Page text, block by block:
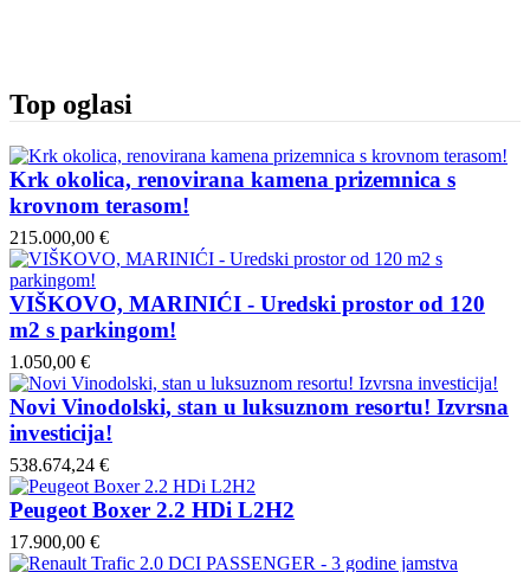
Top oglasi
Krk okolica, renovirana kamena prizemnica s
krovnom terasom!
215.000,00 €
VIŠKOVO, MARINIĆI - Uredski prostor od 120
m2 s parkingom!
1.050,00 €
Novi Vinodolski, stan u luksuznom resortu! Izvrsna
investicija!
538.674,24 €
Peugeot Boxer 2.2 HDi L2H2
17.900,00 €